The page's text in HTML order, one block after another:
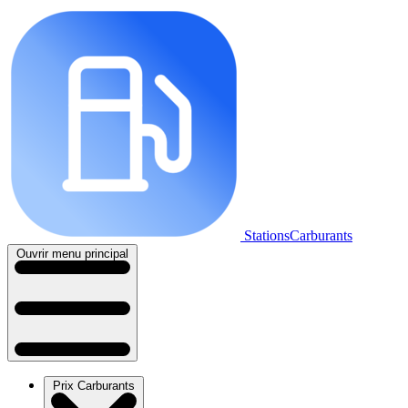
StationsCarburants
Ouvrir menu principal
Prix Carburants